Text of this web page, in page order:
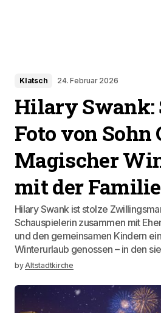
Klatsch 24. Februar 2026
Hilary Swank:
Foto von Sohn
Magischer
mit der Familie
Hilary Swank ist stolze
Schauspielerin zusammen mit
und den gemeinsamen Kindern
Winterurlaub genossen – in den
byAltstadtkirche